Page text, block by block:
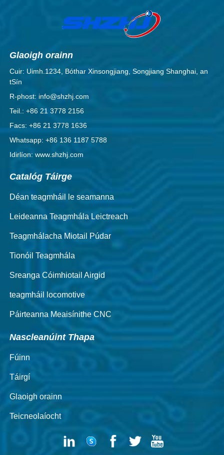
Glaoigh orainn
Cuir: Uimh.1234, Bóthar Xinsongjiang, Songjiang Shanghai, an
tSín
R-phost: info@shzhj.com
Teil.: +86 21 3778 2156
Facs: +86 21 3778 1636
Whatsapp: +86 136 1187 5788
Idirlíon: www.shzhj.com
Catalóg Táirge
Déan teagmháil le seamanna
Leideanna Teagmhála Leictreach
Teagmhálacha Miotail Púdar
Tionóil Teagmhála
Sreanga Cóimhiotail Airgid
teagmháil locomotive
Páirteanna Meaisínithe CNC
Nascleanúint Thapa
Fúinn
Táirgí
Glaoigh orainn
Teicneolaíocht